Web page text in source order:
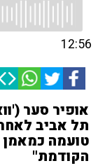
12:56
אופיר סער
תל אביב לאחר
טועמה
הקודמת"